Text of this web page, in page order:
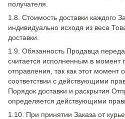
получателя.
1.8. Стоимость доставки каждого
индивидуально исходя из веса
доставки.
1.9. Обязанность Продавца
считается исполненным в момент
отправления, так как этот момент
соответствии с действующими
Порядок доставки и раскрытия
определяется действующими
1.10. При принятии Заказа от